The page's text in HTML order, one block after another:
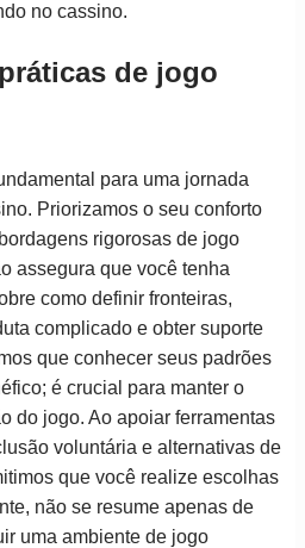
no cassino.
de jogo
para uma jornada
Priorizamos o seu conforto
rigorosas de jogo
assegura que você tenha
como definir fronteiras,
complicado e obter suporte
que conhecer seus padrões
é crucial para manter o
do jogo. Ao apoiar ferramentas
voluntária e alternativas de
que você realize escolhas
não se resume apenas de
uma ambiente de jogo